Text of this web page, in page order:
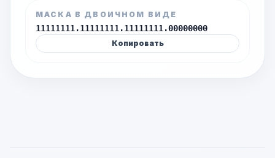
МАСКА В ДВОИЧНОМ ВИДЕ
11111111.11111111.11111111.00000000
Копировать